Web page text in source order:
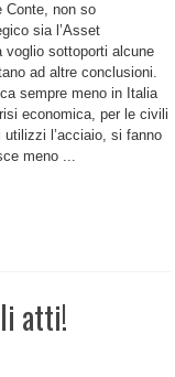
Conte, non so
sia l’Asset
voglio sottoporti alcune
ad altre conclusioni.
sempre meno in Italia
economica, per le civili
l’acciaio, si fanno
meno ...
atti!